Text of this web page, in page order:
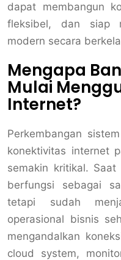
dapat membangun
fleksibel, dan siap
modern secara
Mengapa
Mulai
Internet?
Perkembangan
konektivitas internet
semakin kritikal.
berfungsi sebagai
tetapi sudah
operasional bisnis
mengandalkan
cloud system,